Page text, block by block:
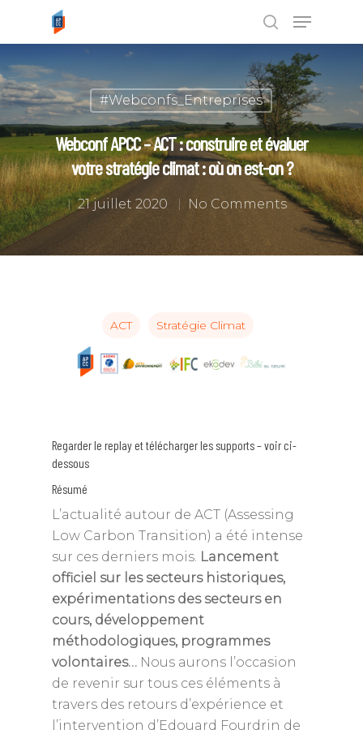
Tapez ENTRÉE pour rechercher ou
ESC pour annuler
#Webconfs_Entreprises
Webconf APCC – ACT : construire et évaluer
votre stratégie climat : où on est-on ?
21 juillet 2020 No Comments
ACT Stratégie Climat
Regarder le replay et télécharger les supports – voir ci-
dessous
Résumé
L’actualité autour de ACT (Assessing
Low Carbon Transition) a été intense
sur ces derniers mois. Lancement
officiel sur les secteurs historiques,
expérimentations des secteurs en
cours, développement
méthodologiques, programmes
volontaires… Nous aurons l’occasion
de revenir sur tous ces éléments à
travers des retours d’expérience et
l’intervention d’Edouard Fourdrin de